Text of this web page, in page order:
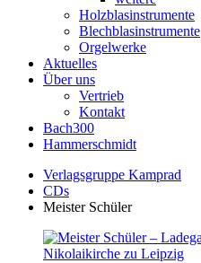
Holzblasinstrumente
Blechblasinstrumente
Orgelwerke
Aktuelles
Über uns
Vertrieb
Kontakt
Bach300
Hammerschmidt
Verlagsgruppe Kamprad
CDs
Meister Schüler